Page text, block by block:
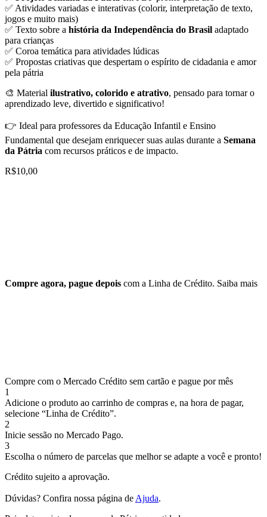
✅ Atividades variadas e interativas (colorir, interpretação de texto,
jogos e muito mais)
✅ Texto sobre a história da Independência do Brasil adaptado
para crianças
✅ Coroa temática para atividades lúdicas
✅ Propostas criativas que despertam o espírito de cidadania e amor
pela pátria
🎨 Material ilustrativo, colorido e atrativo, pensado para tornar o
aprendizado leve, divertido e significativo!
👉 Ideal para professores da Educação Infantil e Ensino
Fundamental que desejam enriquecer suas aulas durante a Semana
da Pátria com recursos práticos e de impacto.
R$10,00
Compre agora, pague depois com a Linha de Crédito. Saiba mais
Compre com o Mercado Crédito sem cartão e pague por mês
1
Adicione o produto ao carrinho de compras e, na hora de pagar,
selecione “Linha de Crédito”.
2
Inicie sessão no Mercado Pago.
3
Escolha o número de parcelas que melhor se adapte a você e pronto!
Crédito sujeito a aprovação.
Dúvidas? Confira nossa página de Ajuda.